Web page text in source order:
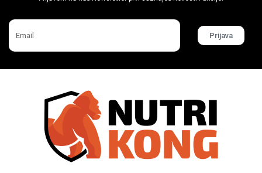
Prijava